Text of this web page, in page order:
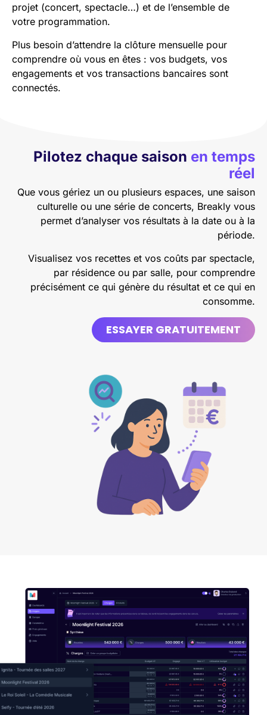
projet (concert, spectacle…) et de l’ensemble de
votre programmation.
Plus besoin d’attendre la clôture mensuelle pour
comprendre où vous en êtes : vos budgets, vos
engagements et vos transactions bancaires sont
connectés.
Pilotez chaque saison en temps
réel
Que vous gériez un ou plusieurs espaces, une saison
culturelle ou une série de concerts, Breakly vous
permet d’analyser vos résultats à la date ou à la
période.
Visualisez vos recettes et vos coûts par spectacle,
par résidence ou par salle, pour comprendre
précisément ce qui génère du résultat et ce qui en
consomme.
ESSAYER GRATUITEMENT